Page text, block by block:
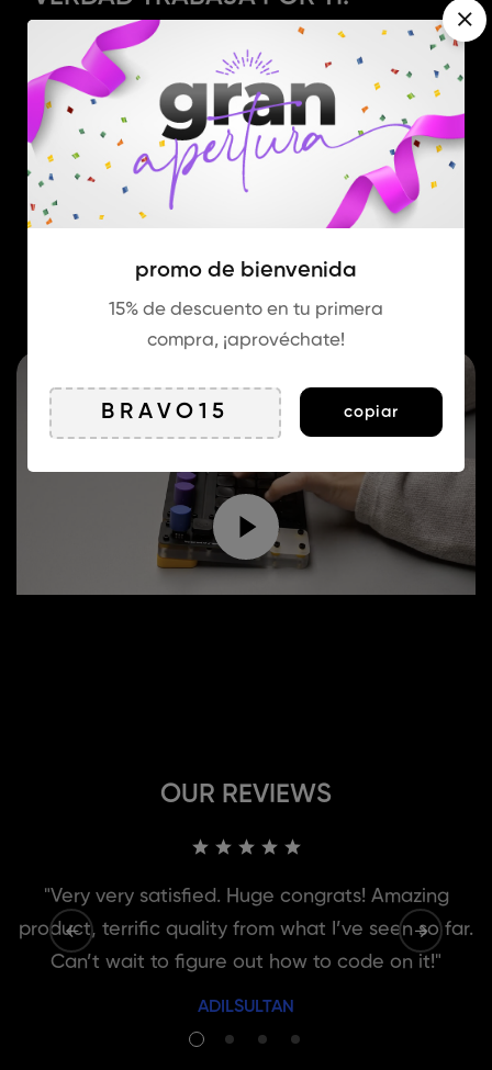
Olvídate de plantillas genéricas. Te
entregamos una web rápida, profesional,
adaptada a lo que vendes y con todo lo
que necesitas para empezar a generar
ingresos desde el día uno.
OUR REVIEWS
"Very very satisfied. Huge congrats! Amazing
product, terrific quality from what I’ve seen so far.
Can’t wait to figure out how to code on it!"
ADILSULTAN
promo de bienvenida
15% de descuento en tu primera
compra, ¡aprovéchate!
copiar